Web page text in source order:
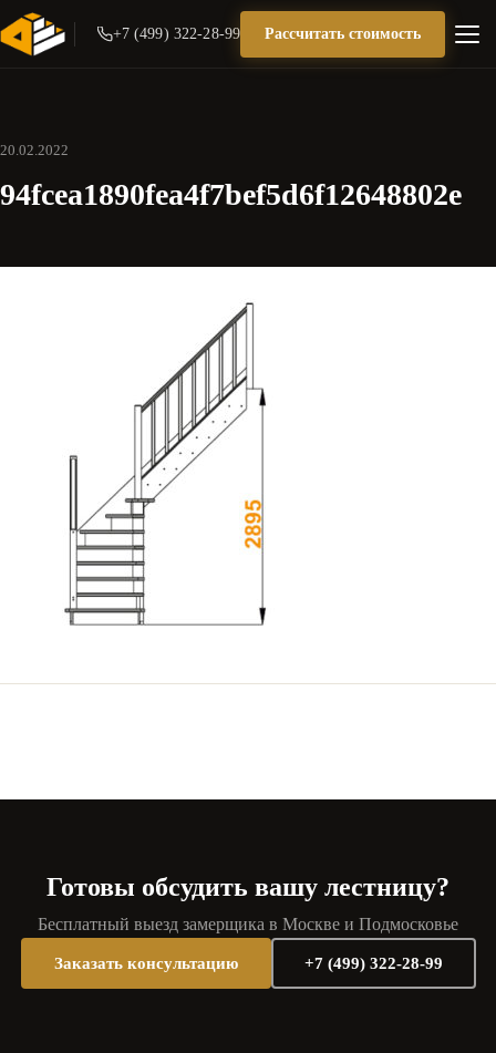
+7 (499) 322-28-99 Рассчитать стоимость
20.02.2022
94fcea1890fea4f7bef5d6f12648802e
Готовы обсудить вашу лестницу?
Бесплатный выезд замерщика в Москве и Подмосковье
Заказать консультацию +7 (499) 322-28-99